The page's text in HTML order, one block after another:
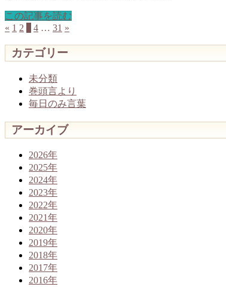
この記事を読む
« 1 2 4 … 31 »
カテゴリー
未分類
巻頭言より
毎日のみ言葉
アーカイブ
2026年
2025年
2024年
2023年
2022年
2021年
2020年
2019年
2018年
2017年
2016年